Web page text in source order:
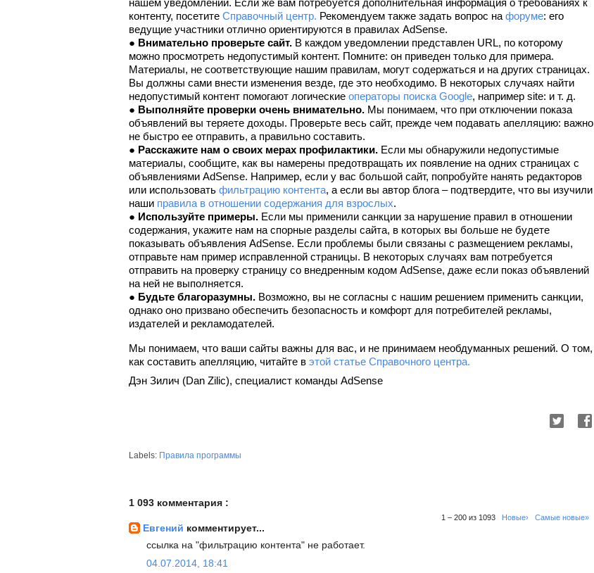
нашем уведомлении. Если же вам потребуется дополнительная информация о требованиях к
контенту, посетите Справочный центр. Рекомендуем также задать вопрос на форуме: его
ведущие участники отлично ориентируются в правилах AdSense.
● Внимательно проверьте сайт. В каждом уведомлении представлен URL, по которому
можно просмотреть недопустимый контент. Помните: он приведен только для примера.
Материалы, не соответствующие нашим правилам, могут содержаться и на других страницах.
Вы должны сами внести изменения везде, где это необходимо. В некоторых случаях найти
недопустимый контент помогают логические операторы поиска Google, например site: и т. д.
● Выполняйте проверки очень внимательно. Мы понимаем, что при отключении показа
объявлений вы теряете доходы. Проверьте весь сайт, прежде чем подавать апелляцию: важно
не быстро ее отправить, а правильно составить.
● Расскажите нам о своих мерах профилактики. Если мы обнаружили недопустимые
материалы, сообщите, как вы намерены предотвращать их появление на одних страницах с
объявлениями AdSense. Например, если у вас большой сайт, попробуйте нанять редакторов
или использовать фильтрацию контента, а если вы автор блога – подтвердите, что вы изучили
наши правила в отношении содержания для взрослых.
● Используйте примеры. Если мы применили санкции за нарушение правил в отношении
содержания, укажите нам на спорные разделы сайта, в которых вы больше не будете
показывать объявления AdSense. Если проблемы были связаны с размещением рекламы,
отправьте нам пример исправленной страницы. В некоторых случаях вам потребуется
отправить на проверку страницу со внедренным кодом AdSense, даже если показ объявлений
на ней не выполняется.
● Будьте благоразумны. Возможно, вы не согласны с нашим решением применить санкции,
однако оно призвано обеспечить безопасность и комфорт для потребителей рекламы,
издателей и рекламодателей.
Мы понимаем, что ваши сайты важны для вас, и не принимаем необдуманных решений. О том,
как составить апелляцию, читайте в этой статье Справочного центра.
Дэн Зилич (Dan Zilic), специалист команды AdSense
Labels: Правила программы
1 093 комментария :
1 – 200 из 1093 Новые› Самые новые»
Евгений комментирует...
ссылка на "фильтрацию контента" не работает.
04.07.2014, 18:41